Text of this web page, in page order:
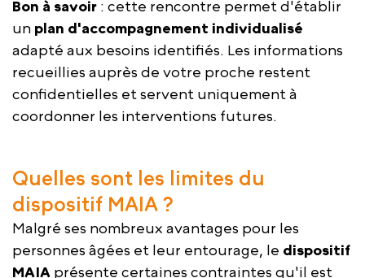
Bon à savoir : cette rencontre permet d'établir
un plan d'accompagnement individualisé
adapté aux besoins identifiés. Les informations
recueillies auprès de votre proche restent
confidentielles et servent uniquement à
coordonner les interventions futures.
Quelles sont les limites du
dispositif MAIA ?
Malgré ses nombreux avantages pour les
personnes âgées et leur entourage, le dispositif
MAIA présente certaines contraintes qu'il est